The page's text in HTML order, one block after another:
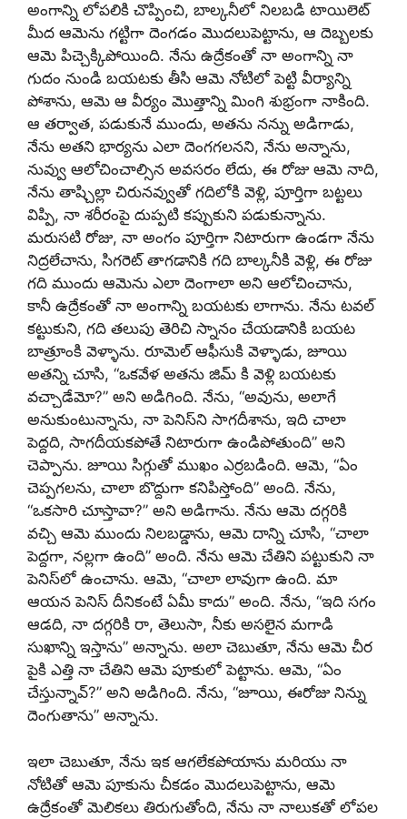
అంగాన్ని లోపలికి చొప్పించి, బాల్కనీలో నిలబడి టాయిలెట్
మీద ఆమెను గట్టిగా దెంగడం మొదలుపెట్టాను, ఆ దెబ్బలకు
ఆమె పిచ్చెక్కిపోయింది. నేను ఉద్రేకంతో నా అంగాన్ని నా
గుదం నుండి బయటకు తీసి ఆమె నోటిలో పెట్టి వీర్యాన్ని
పోశాను, ఆమె ఆ వీర్యం మొత్తాన్ని మింగి శుభ్రంగా నాకింది.
ఆ తర్వాత, పడుకునే ముందు, అతను నన్ను అడిగాడు,
నేను అతని భార్యను ఎలా దెంగగలనని, నేను అన్నాను,
నువ్వు ఆలోచించాల్సిన అవసరం లేదు, ఈ రోజు ఆమె నాది,
నేను తాష్చిల్లా చిరునవ్వుతో గదిలోకి వెళ్లి, పూర్తిగా బట్టలు
విప్పి, నా శరీరంపై దుప్పటి కప్పుకుని పడుకున్నాను.
మరుసటి రోజు, నా అంగం పూర్తిగా నిటారుగా ఉండగా నేను
నిద్రలేచాను, సిగరెట్ తాగడానికి గది బాల్కనీకి వెళ్లి, ఈ రోజు
గది ముందు ఆమెను ఎలా దెంగాలా అని ఆలోచించాను,
కానీ ఉద్రేకంతో నా అంగాన్ని బయటకు లాగాను. నేను టవల్
కట్టుకుని, గది తలుపు తెరిచి స్నానం చేయడానికి బయట
బాత్రూంకి వెళ్ళాను. రూమెల్ ఆఫీసుకి వెళ్ళాడు, జూయి
అతన్ని చూసి, “ఒకవేళ అతను జిమ్ కి వెళ్లి బయటకు
వచ్చాడేమో?” అని అడిగింది. నేను, “అవును, అలాగే
అనుకుంటున్నాను, నా పెనిస్‌ని సాగదీశాను, ఇది చాలా
పెద్దది, సాగదీయకపోతే నిటారుగా ఉండిపోతుంది” అని
చెప్పాను. జూయి సిగ్గుతో ముఖం ఎర్రబడింది. ఆమె, “ఏం
చెప్పగలను, చాలా బొద్దుగా కనిపిస్తోంది” అంది. నేను,
“ఒకసారి చూస్తావా?” అని అడిగాను. నేను ఆమె దగ్గరికి
వచ్చి ఆమె ముందు నిలబడ్డాను, ఆమె దాన్ని చూసి, “చాలా
పెద్దగా, నల్లగా ఉంది” అంది. నేను ఆమె చేతిని పట్టుకుని నా
పెనిస్‌లో ఉంచాను. ఆమె, “చాలా లావుగా ఉంది. మా
ఆయన పెనిస్ దీనికంటే ఏమీ కాదు” అంది. నేను, “ఇది సగం
ఆడది, నా దగ్గరికి రా, తెలుసా, నీకు అసలైన మగాడి
సుఖాన్ని ఇస్తాను” అన్నాను. అలా చెబుతూ, నేను ఆమె చీర
పైకి ఎత్తి నా చేతిని ఆమె పూకులో పెట్టాను. ఆమె, “ఏం
చేస్తున్నావ్?” అని అడిగింది. నేను, “జూయి, ఈరోజు నిన్ను
దెంగుతాను” అన్నాను.
ఇలా చెబుతూ, నేను ఇక ఆగలేకపోయాను మరియు నా
నోటితో ఆమె పూకును చీకడం మొదలుపెట్టాను, ఆమె
ఉద్రేకంతో మెలికలు తిరుగుతోంది, నేను నా నాలుకతో లోపల